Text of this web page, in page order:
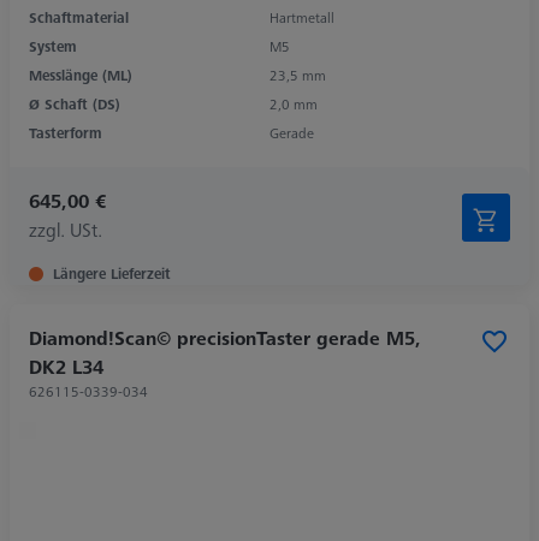
Schaftmaterial
Hartmetall
System
M5
Messlänge (ML)
23,5 mm
Ø Schaft (DS)
2,0 mm
Tasterform
Gerade
645,00 €
zzgl. USt.
Längere Lieferzeit
Diamond!Scan© precisionTaster gerade M5,
DK2 L34
626115-0339-034